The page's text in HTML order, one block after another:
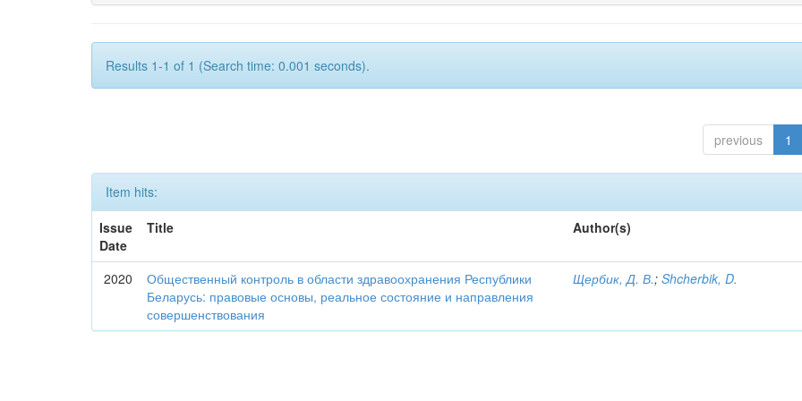
Results 1-1 of 1 (Search time: 0.001 seconds).
previous 1
Item hits:
Issue
Date
Title Author(s)
2020
Общественный контроль в области здравоохранения Республики
Беларусь: правовые основы, реальное состояние и направления
совершенствования
Щербик, Д. В.;Shcherbik, D.